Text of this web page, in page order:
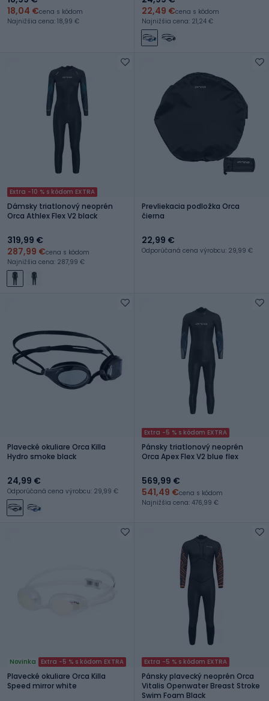
18,04 €cena s kódom
Najnižšia cena: 18,99 €
22,49 €cena s kódom
Najnižšia cena: 21,24 €
Extra -10 % s kódom EXTRA
Dámsky triatlonový neoprén
Orca Athlex Flex V2 black
319,99 €
287,99 €cena s kódom
Najnižšia cena: 287,99 €
Prevliekacia podložka Orca
čierna
22,99 €
Odporúčaná cena výrobcu: 29,99 €
Plavecké okuliare Orca Killa
Hydro smoke black
24,99 €
Odporúčaná cena výrobcu: 29,99 €
Extra -5 % s kódom EXTRA
Pánsky triatlonový neoprén
Orca Apex Flex V2 blue flex
569,99 €
541,49 €cena s kódom
Najnižšia cena: 476,99 €
Novinka Extra -5 % s kódom EXTRA
Plavecké okuliare Orca Killa
Speed mirror white
Extra -5 % s kódom EXTRA
Pánsky plavecký neoprén Orca
Vitalis Openwater Breast Stroke
Swim Foam Black